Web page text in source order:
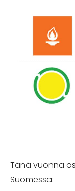
Tänä vuonna
Suomessa: